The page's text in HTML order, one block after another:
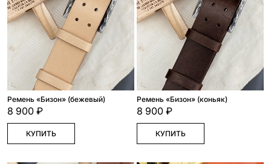
Ремень «Бизон» (бежевый)
8 900 ₽
КУПИТЬ
Ремень «Бизон» (коньяк)
8 900 ₽
КУПИТЬ